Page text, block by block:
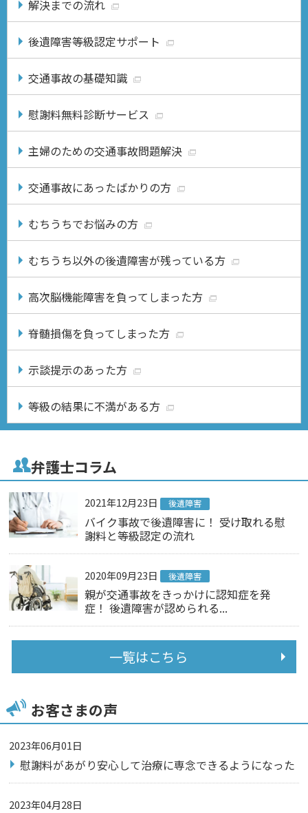
解決までの流れ
後遺障害等級認定サポート
交通事故の基礎知識
慰謝料無料診断サービス
主婦のための交通事故問題解決
交通事故にあったばかりの方
むちうちでお悩みの方
むちうち以外の後遺障害が残っている方
高次脳機能障害を負ってしまった方
脊髄損傷を負ってしまった方
示談提示のあった方
等級の結果に不満がある方
弁護士コラム
2021年12月23日 後遺障害
バイク事故で後遺障害に！ 受け取れる慰
謝料と等級認定の流れ
2020年09月23日 後遺障害
親が交通事故をきっかけに認知症を発
症！ 後遺障害が認められる...
一覧はこちら
お客さまの声
2023年06月01日
慰謝料があがり安心して治療に専念できるようになった
2023年04月28日